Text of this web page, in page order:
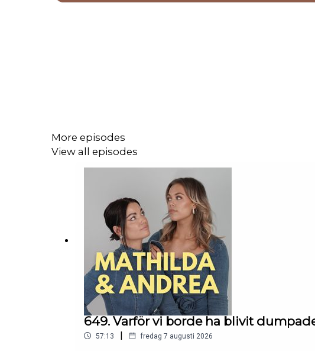
More episodes
View all episodes
649. Varför vi borde ha blivit
57:13 | fredag 7 augusti 2026